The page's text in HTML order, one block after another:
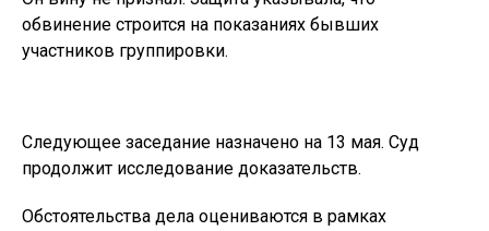
обвинение строится на показаниях бывших
участников группировки.
Следующее заседание назначено на 13 мая. Суд
продолжит исследование доказательств.
Обстоятельства дела оцениваются в рамках